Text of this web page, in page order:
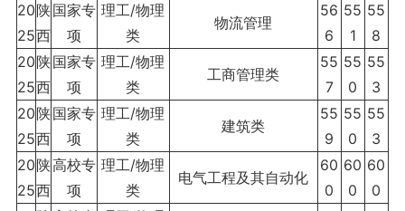
20
25
陕
西
国家专
项
理工/物理
类
物流管理
56
6
55
1
55
8
20
25
陕
西
国家专
项
理工/物理
类
工商管理类
55
7
55
0
55
3
20
25
陕
西
国家专
项
理工/物理
类
建筑类
55
9
55
0
55
3
20
25
陕
西
高校专
项
理工/物理
类
电气工程及其自动化
60
0
60
0
60
0